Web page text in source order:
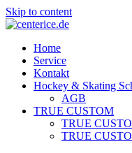
Skip to content
Home
Service
Kontakt
Hockey & Skating
AGB
TRUE CUSTOM
TRUE
TRUE